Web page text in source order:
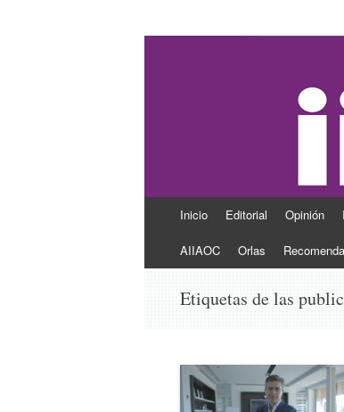
Ingeniería
Revista del Colegio Oficial de
contenido
Inicio Editorial Opinión
AIIAOC Orlas
Etiquetas de las